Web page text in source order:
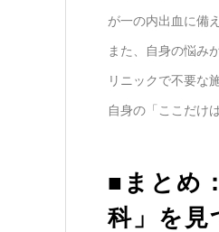
が一の内出血に備
また、自身の悩み
リニックで不要な
自身の「ここだけ
■まとめ
科」を見